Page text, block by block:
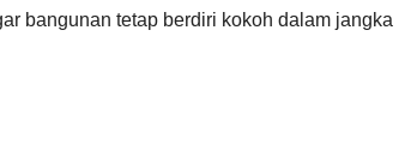
bangunan tetap berdiri kokoh dalam jangka